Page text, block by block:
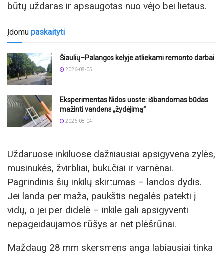
būtų uždaras ir apsaugotas nuo vėjo bei lietaus.
Įdomu paskaityti
Šiaulių–Palangos kelyje atliekami remonto darbai
2026-08-05
Eksperimentas Nidos uoste: išbandomas būdas
mažinti vandens „žydėjimą“
2026-08-04
Uždaruose inkiluose dažniausiai apsigyvena zylės,
musinukės, žvirbliai, bukučiai ir varnėnai.
Pagrindinis šių inkilų skirtumas – landos dydis.
Jei landa per maža, paukštis negalės patekti į
vidų, o jei per didelė – inkile gali apsigyventi
nepageidaujamos rūšys ar net plėšrūnai.
Maždaug 28 mm skersmens anga labiausiai tinka